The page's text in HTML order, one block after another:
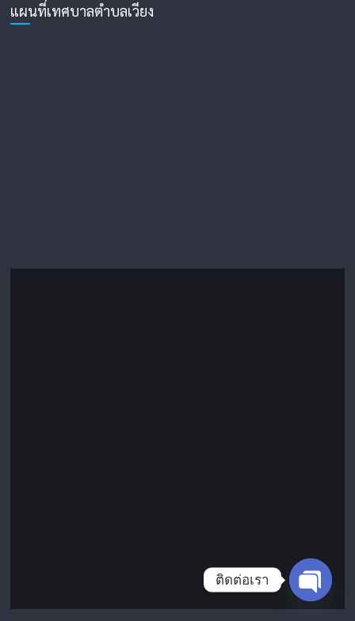
แผนที่เทศบาลตำบลเวียง
ติดต่อเรา
Open